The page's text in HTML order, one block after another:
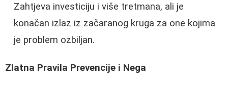
Zahtjeva investiciju i više tretmana, ali je
konačan izlaz iz začaranog kruga za one kojima
je problem ozbiljan.
Zlatna Pravila Prevencije i Nega